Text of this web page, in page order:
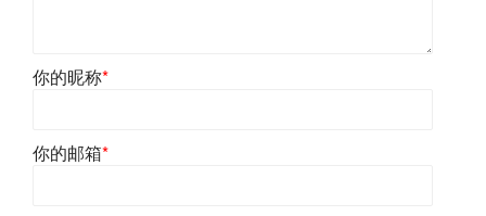
你的昵称*
你的邮箱*